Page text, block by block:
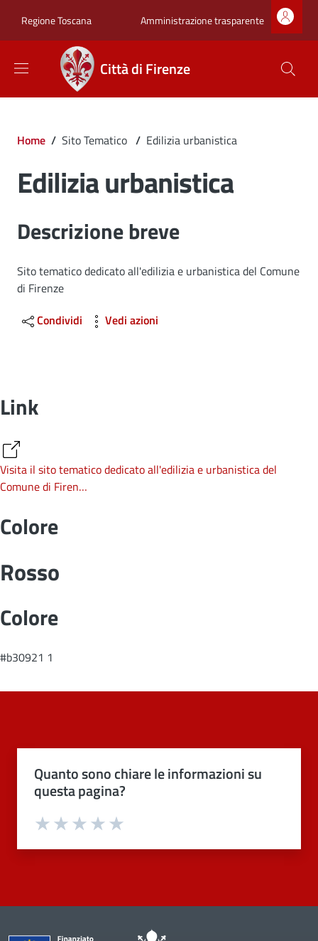
Regione Toscana Zona superiore
Amministrazione trasparente
Città di Firenze
Briciole di pane
Home / Sito Tematico / Edilizia urbanistica
Edilizia urbanistica
Dettagli
Descrizione breve
Sito tematico dedicato all'edilizia e urbanistica del Comune
di Firenze
Condividi
Vedi azioni
Link
Visita il sito tematico dedicato all'edilizia e urbanistica del
Comune di Firen…
Colore
Rosso
Colore
#b30921 1
Quanto sono chiare le informazioni su
questa pagina?
Valuta 4 stelle su 5
Valuta 3 stelle su 5
Valuta 2 stelle su 5
Valuta 1 stelle su 5